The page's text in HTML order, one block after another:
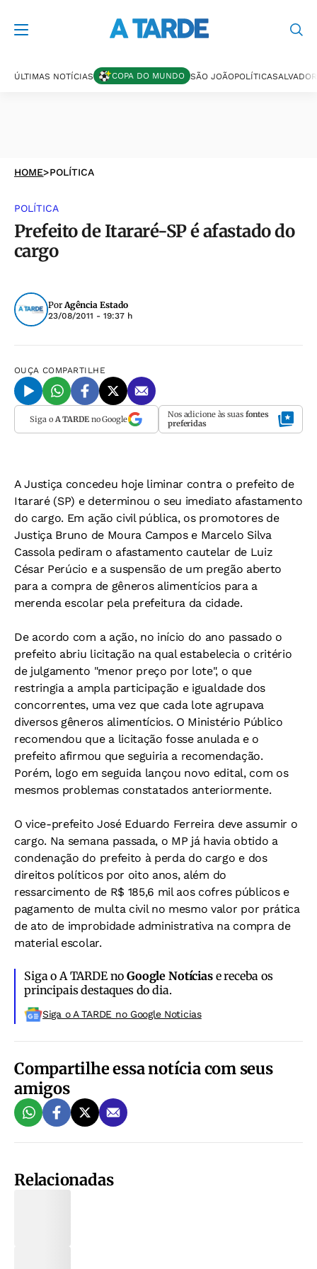
ÚLTIMAS NOTÍCIAS COPA DO MUNDO SÃO JOÃOPOLÍTICASALVADOR
HOME>POLÍTICA
POLÍTICA
Prefeito de Itararé-SP é afastado do
cargo
PorAgência Estado
23/08/2011 - 19:37 h
OUÇA COMPARTILHE
Siga o A TARDEno Google Nos adicione às suas fontes
preferidas
A Justiça concedeu hoje liminar contra o prefeito de
Itararé (SP) e determinou o seu imediato afastamento
do cargo. Em ação civil pública, os promotores de
Justiça Bruno de Moura Campos e Marcelo Silva
Cassola pediram o afastamento cautelar de Luiz
César Perúcio e a suspensão de um pregão aberto
para a compra de gêneros alimentícios para a
merenda escolar pela prefeitura da cidade.
De acordo com a ação, no início do ano passado o
prefeito abriu licitação na qual estabelecia o critério
de julgamento "menor preço por lote", o que
restringia a ampla participação e igualdade dos
concorrentes, uma vez que cada lote agrupava
diversos gêneros alimentícios. O Ministério Público
recomendou que a licitação fosse anulada e o
prefeito afirmou que seguiria a recomendação.
Porém, logo em seguida lançou novo edital, com os
mesmos problemas constatados anteriormente.
O vice-prefeito José Eduardo Ferreira deve assumir o
cargo. Na semana passada, o MP já havia obtido a
condenação do prefeito à perda do cargo e dos
direitos políticos por oito anos, além do
ressarcimento de R$ 185,6 mil aos cofres públicos e
pagamento de multa civil no mesmo valor por prática
de ato de improbidade administrativa na compra de
material escolar.
Siga o A TARDE noGoogle Notíciase receba os
principais destaques do dia.
Siga o A TARDE no Google Noticias
Compartilhe essa notícia com seus
amigos
Relacionadas